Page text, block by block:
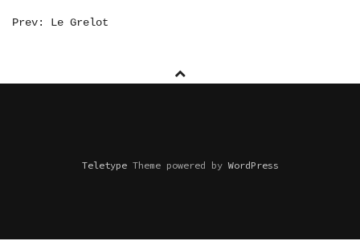
NAVIGATION
L’ARTICLE
Prev: Le Grelot
TeletypeTheme powered byWordPress